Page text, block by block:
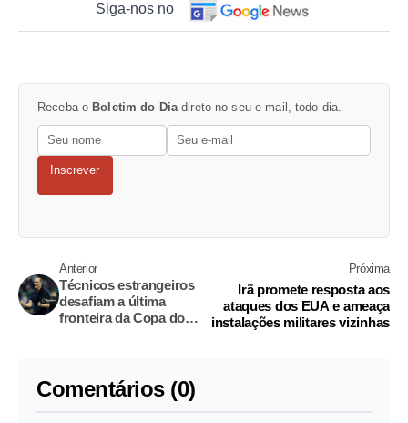
Siga-nos no
Receba o Boletim do Diadireto no seu e-mail, todo dia.
Inscrever
Anterior
Técnicos estrangeiros
desafiam a última
fronteira da Copa do
Próxima
Irã promete resposta aos
ataques dos EUA e ameaça
instalações militares vizinhas
Comentários (0)